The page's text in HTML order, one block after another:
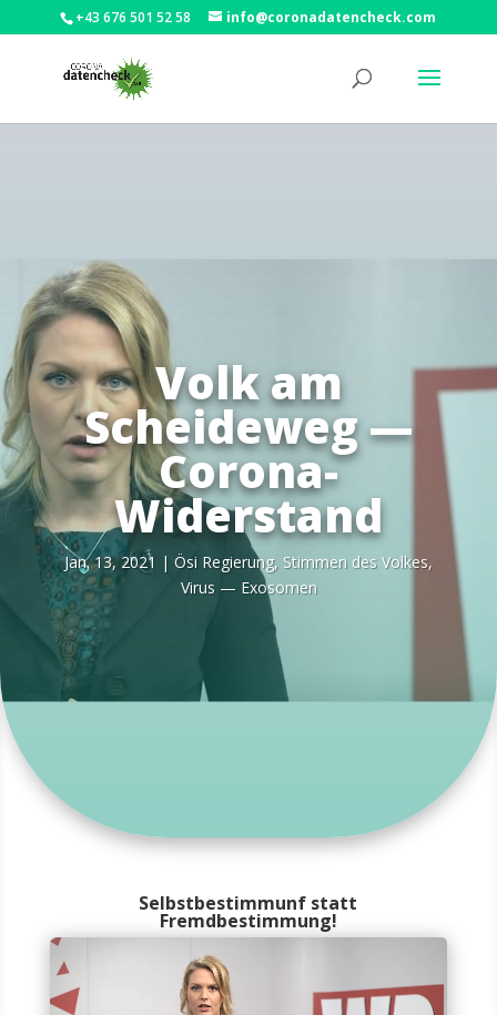
+43 676 501 52 58 info@coronadatencheck.com
Volk am
Scheideweg —
Corona-
Widerstand
Jan. 13, 2021 | Ösi Regie­rung, Stim­men des Vol­kes,
Virus — Exosomen
Selbstbestimmunf statt
Fremdbestimmung!